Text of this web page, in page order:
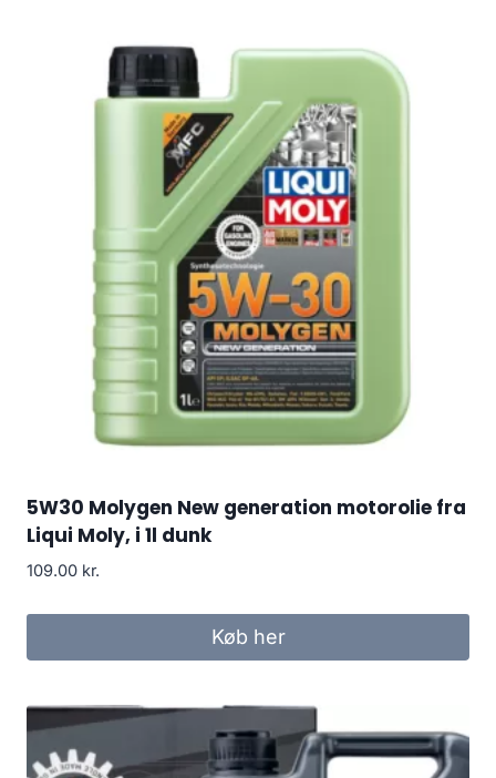
5W30 Molygen New generation motorolie fra
Liqui Moly, i 1l dunk
109.00 kr.
Køb her